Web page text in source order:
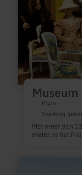
Prüm
Vandaag
Met meer dan